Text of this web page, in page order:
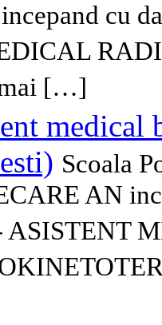
cu
mai […]
medical
Scoala
AN
ASISTENT